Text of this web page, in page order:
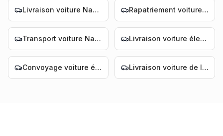
Livraison voiture Nantes Rapatriement voiture Nantes
Transport voiture Nantes Livraison voiture électrique Nantes
Convoyage voiture électrique Nantes Livraison voiture de luxe Nantes